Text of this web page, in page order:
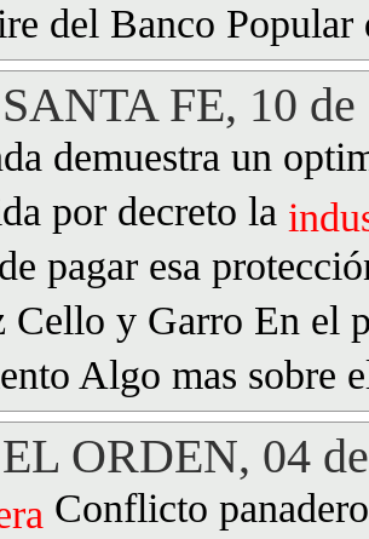
del Banco
SANTA FE, 10 de
demuestra un
por decreto la
pagar esa
Cello y Garro En el
Algo mas sobre
EL ORDEN, 04
Conflicto panadero